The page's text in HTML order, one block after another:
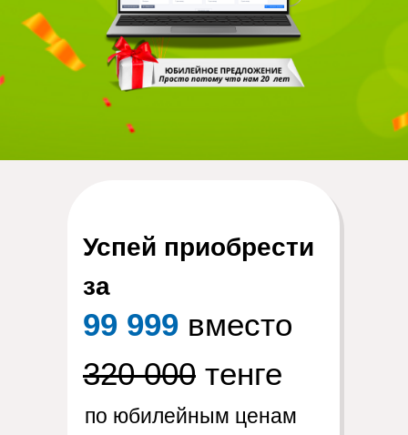
по юбилейным ценам
99 999 вместо
320 000 тенге
Успей приобрести
за